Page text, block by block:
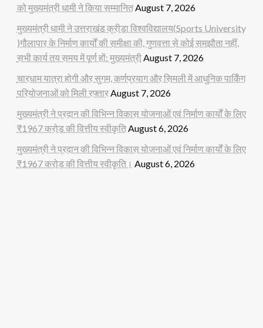
को मुख्यमंत्री धामी ने किया सम्मानितAugust 7, 2026
मुख्यमंत्री धामी ने उत्तराखंड क्रीड़ा विश्वविद्यालय(Sports University
)गौलापार के निर्माण कार्यों की समीक्षा की, गुणवत्ता से कोई समझौता नहीं,
सभी कार्य तय समय में पूर्ण हों: मुख्यमंत्रीAugust 7, 2026
चारधाम यात्रा होगी और सुगम, कर्णप्रयाग और सिमली में आधुनिक पार्किंग
परियोजनाओं को मिली रफ्तारAugust 7, 2026
मुख्यमंत्री ने प्रदान की विभिन्न विकास योजनाओं एवं निर्माण कार्यों के लिए
₹1967 करोड़ की वित्तीय स्वीकृतिAugust 6, 2026
मुख्यमंत्री ने प्रदान की विभिन्न विकास योजनाओं एवं निर्माण कार्यों के लिए
₹1967 करोड़ की वित्तीय स्वीकृति। August 6, 2026